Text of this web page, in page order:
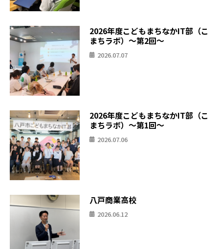
2026年度こどもまちなかIT部（こ
まちラボ）〜第2回〜
2026.07.07
2026年度こどもまちなかIT部（こ
まちラボ）〜第1回〜
2026.07.06
八戸商業高校
2026.06.12